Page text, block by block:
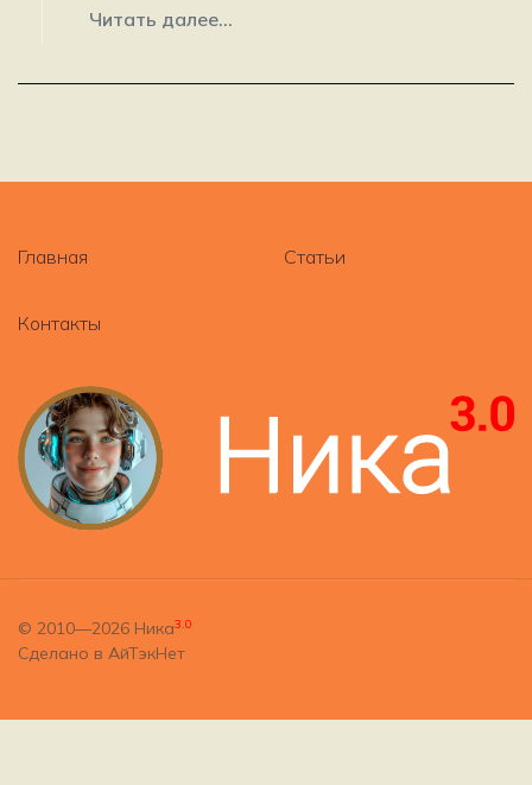
Читать далее...
Главная Статьи
Контакты
© 2010—2026 Ника3.0
Сделано в АйТэкНет